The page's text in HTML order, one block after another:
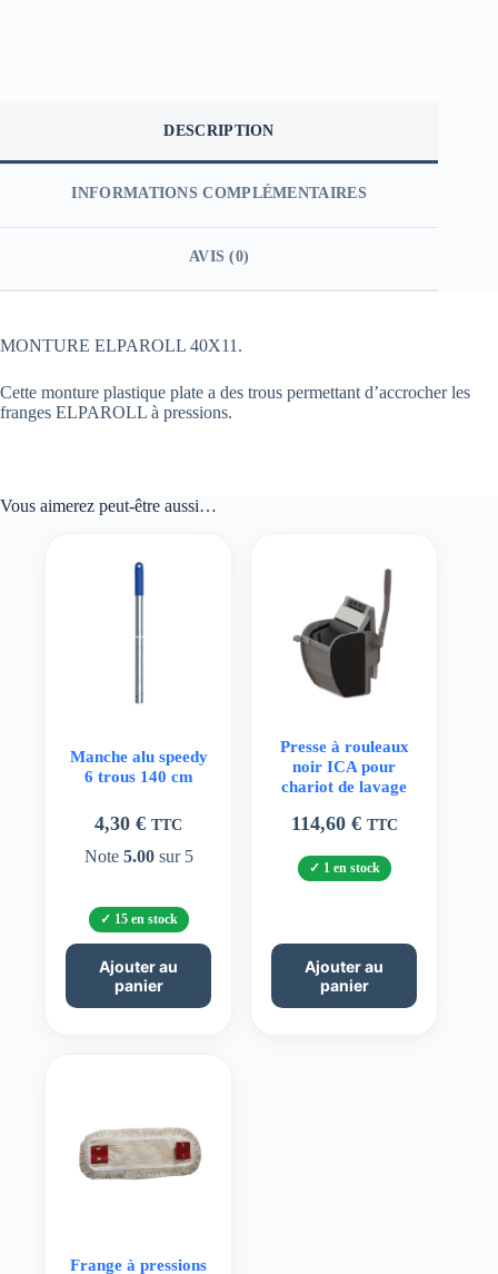
DESCRIPTION
INFORMATIONS COMPLÉMENTAIRES
AVIS (0)
MONTURE ELPAROLL 40X11.
Cette monture plastique plate a des trous permettant d’accrocher les
franges ELPAROLL à pressions.
Vous aimerez peut-être aussi…
Manche alu speedy
6 trous 140 cm
4,30€ TTC
Note 5.00sur 5
15 en stock
Ajouter au
panier
Presse à rouleaux
noir ICA pour
chariot de lavage
114,60 € TTC
1 en stock
Ajouter au
panier
Frange à pressions